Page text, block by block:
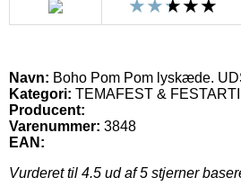
Navn: Boho Pom Pom lyskæde.
Kategori: TEMAFEST &
Producent:
Varenummer: 3848
EAN:
Vurderet til 4.5 ud af 5 stjerner